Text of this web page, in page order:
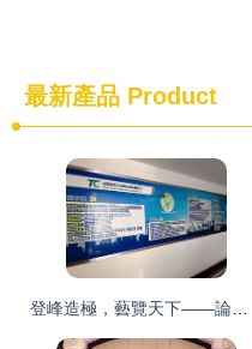
最新產品 Product